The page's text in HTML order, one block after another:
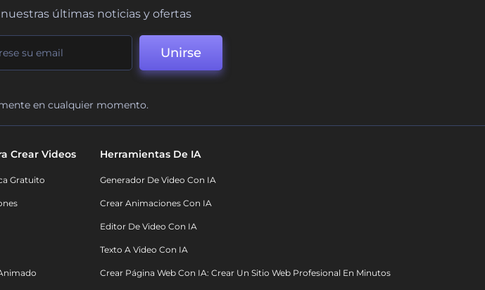
últimas noticias y ofertas
Unirse
en cualquier momento.
Crear Videos
Gratuito
Herramientas De IA
Generador De Video Con IA
Crear Animaciones Con IA
Editor De Video Con IA
Texto A Video Con IA
Crear Página Web Con IA: Crear Un Sitio Web Profesional En Minutos